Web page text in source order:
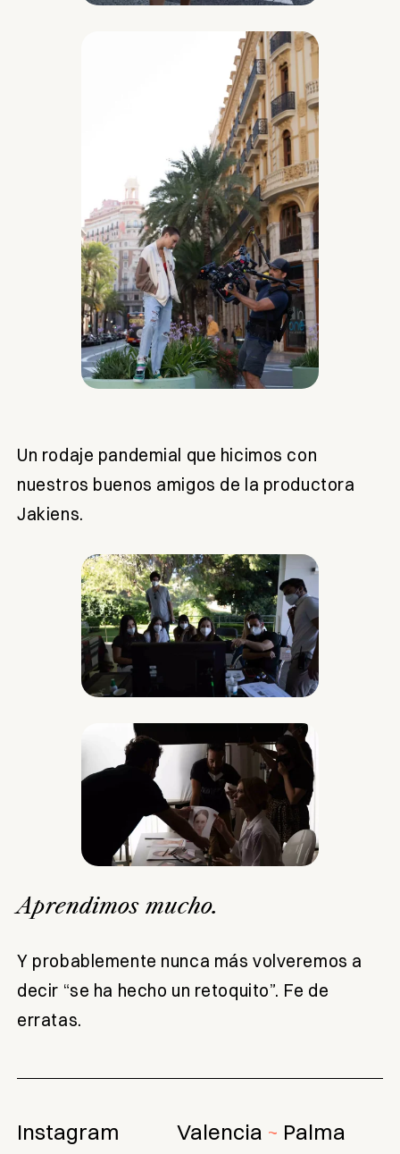
Un rodaje pandemial que hicimos con
nuestros buenos amigos de la productora
Jakiens.
Aprendimos mucho.
Y probablemente nunca más volveremos a
decir “se ha hecho un retoquito”. Fe de
erratas.
Instagram
Valencia
Palma